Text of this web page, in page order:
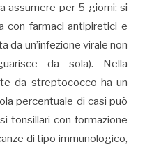
assumere per 5 giorni; si
con farmaci antipiretici e
da un’infezione virale non
da sola). Nella
da streptococco ha un
percentuale di casi può
tonsillari con formazione
di tipo immunologico,